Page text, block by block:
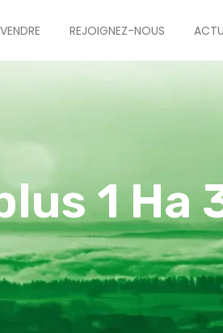
VENDRE REJOIGNEZ-NOUS
1 Ha